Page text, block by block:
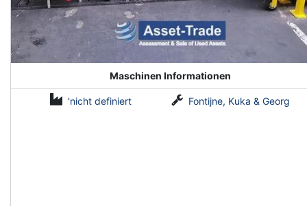
Maschinen Informationen
'nicht definiert Fontijne, Kuka & Georg